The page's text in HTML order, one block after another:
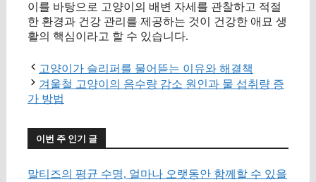
이를 바탕으로 고양이의 배변 자세를 관찰하고 적절
한 환경과 건강 관리를 제공하는 것이 건강한 애묘 생
활의 핵심이라고 할 수 있습니다.
고양이가 슬리퍼를 물어뜯는 이유와 해결책
겨울철 고양이의 음수량 감소 원인과 물 섭취량 증
가 방법
이번 주 인기 글
말티즈의 평균 수명, 얼마나 오랫동안 함께할 수 있을